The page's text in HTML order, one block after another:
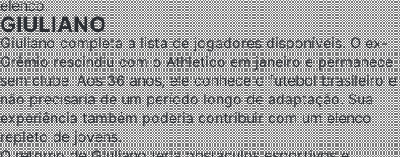
elenco.
GIULIANO
Giuliano completa a lista de jogadores disponíveis. O ex-
Grêmio rescindiu com o Athletico em janeiro e permanece
sem clube. Aos 36 anos, ele conhece o futebol brasileiro e
não precisaria de um período longo de adaptação. Sua
experiência também poderia contribuir com um elenco
repleto de jovens.